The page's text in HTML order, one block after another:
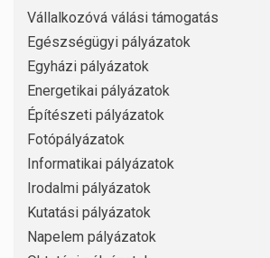
Vállalkozóvá válási támogatás
Egészségügyi pályázatok
Egyházi pályázatok
Energetikai pályázatok
Építészeti pályázatok
Fotópályázatok
Informatikai pályázatok
Irodalmi pályázatok
Kutatási pályázatok
Napelem pályázatok